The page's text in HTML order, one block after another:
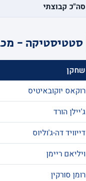
סה"כ קבוצתי
סטטיסטיקה -
שחקן
רוקאס יוקובאיטיס
ג'יילן הורד
דייוויד דה-ג'וליוס
ויליאם ריימן
רומן סורקין